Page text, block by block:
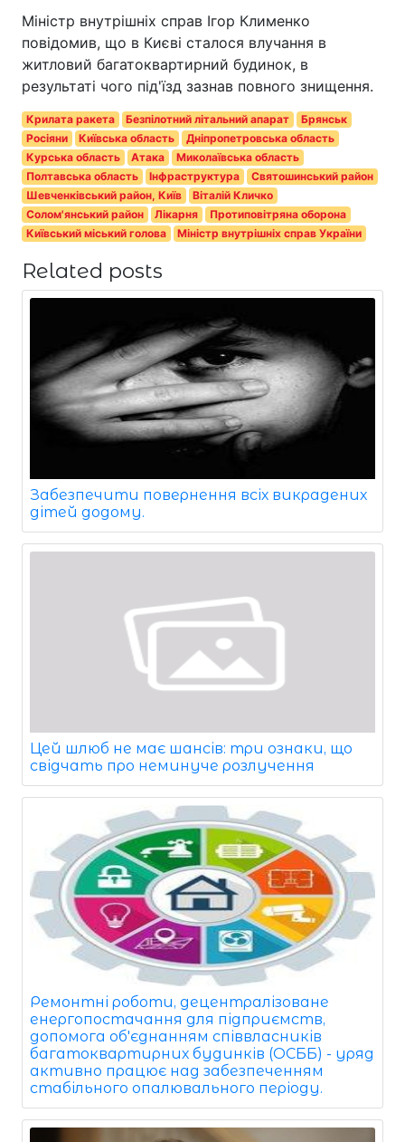
Міністр внутрішніх справ Ігор Клименко
повідомив, що в Києві сталося влучання в
житловий багатоквартирний будинок, в
результаті чого під'їзд зазнав повного знищення.
Крилата ракета Безпілотний літальний апарат
Брянськ
Росіяни
Київська область
Дніпропетровська область
Курська область
Атака
Миколаївська область
Полтавська область
Інфраструктура
Святошинський район
Шевченківський район, Київ
Віталій Кличко
Солом'янський район
Лікарня
Протиповітряна оборона
Київський міський голова
Міністр внутрішніх справ України
Related posts
Забезпечити повернення всіх викрадених
дітей додому.
Цей шлюб не має шансів: три ознаки, що
свідчать про неминуче розлучення
Ремонтні роботи, децентралізоване
енергопостачання для підприємств,
допомога об'єднанням співвласників
багатоквартирних будинків (ОСББ) - уряд
активно працює над забезпеченням
стабільного опалювального періоду.